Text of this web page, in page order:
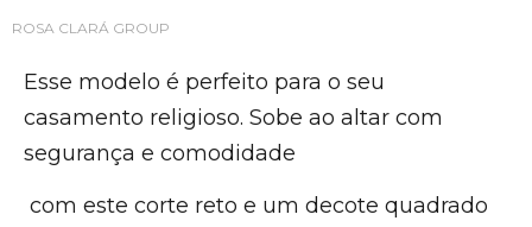
ROSA CLARÁ GROUP
Esse modelo é perfeito para o seu
casamento religioso. Sobe ao altar com
segurança e comodidade
com este corte reto e um decote quadrado